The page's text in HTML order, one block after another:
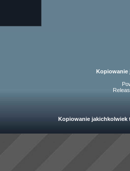
Kopiowanie